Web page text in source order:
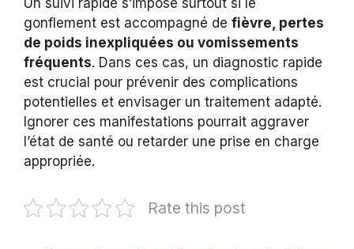
Un suivi rapide s’impose surtout si le
gonflement est accompagné de fièvre, pertes
de poids inexpliquées ou vomissements
fréquents. Dans ces cas, un diagnostic rapide
est crucial pour prévenir des complications
potentielles et envisager un traitement adapté.
Ignorer ces manifestations pourrait aggraver
l’état de santé ou retarder une prise en charge
appropriée.
Rate this post